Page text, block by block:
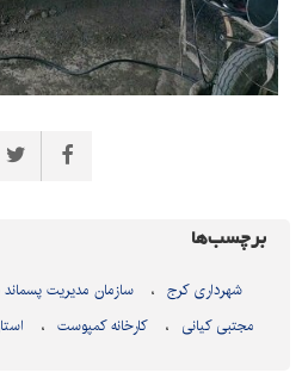
برچسب‌ها
شهرداری کرج
سازمان مدیریت
مجتبی کیانی
کارخانه کمپوست